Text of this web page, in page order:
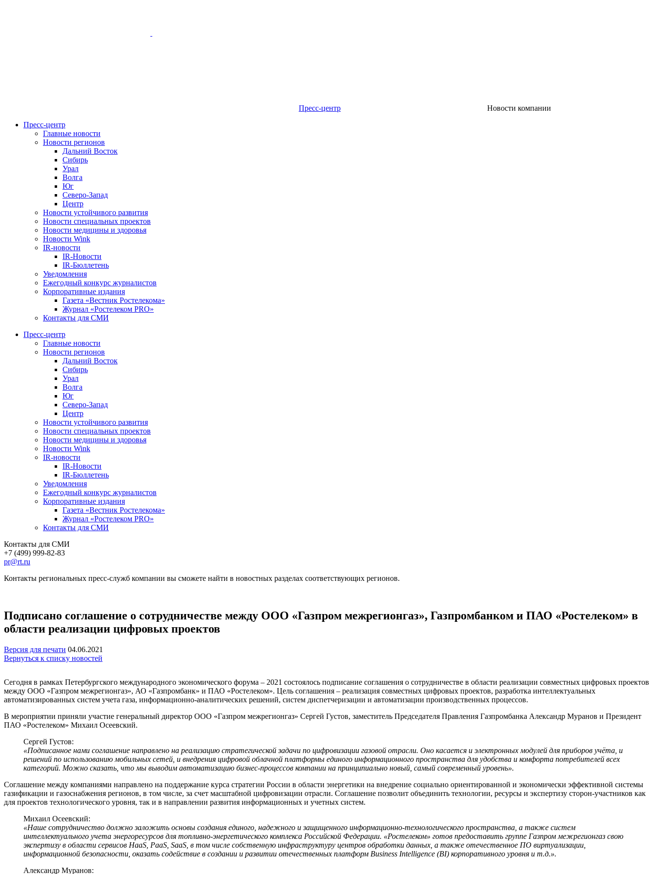
Пресс-центр
Новости компании
Пресс-центр
Главные новости
Новости регионов
Дальний Восток
Сибирь
Урал
Волга
Юг
Северо-Запад
Центр
Новости устойчивого развития
Новости специальных проектов
Новости медицины и здоровья
Новости Wink
IR-новости
IR-Новости
IR-Бюллетень
Уведомления
Ежегодный конкурс журналистов
Корпоративные издания
Газета «Вестник Ростелекома»
Журнал «Ростелеком PRO»
Контакты для СМИ
Пресс-центр
Главные новости
Новости регионов
Дальний Восток
Сибирь
Урал
Волга
Юг
Северо-Запад
Центр
Новости устойчивого развития
Новости специальных проектов
Новости медицины и здоровья
Новости Wink
IR-новости
IR-Новости
IR-Бюллетень
Уведомления
Ежегодный конкурс журналистов
Корпоративные издания
Газета «Вестник Ростелекома»
Журнал «Ростелеком PRO»
Контакты для СМИ
Контакты для СМИ
+7 (499) 999-82-83
pr@rt.ru
Контакты региональных пресс-служб компании вы сможете найти в новостных разделах соответствующих регионов.
Подписано соглашение о сотрудничестве между ООО «Газпром межрегионгаз», Газпромбанком и ПАО «Ростелеком» в
области реализации цифровых проектов
Версия для печати 04.06.2021
Вернуться к списку новостей
Сегодня в рамках Петербургского международного экономического форума – 2021 состоялось подписание соглашения о сотрудничестве в области реализации совместных цифровых проектов
между ООО «Газпром межрегионгаз», АО «Газпромбанк» и ПАО «Ростелеком». Цель соглашения – реализация совместных цифровых проектов, разработка интеллектуальных
автоматизированных систем учета газа, информационно-аналитических решений, систем диспетчеризации и автоматизации производственных процессов.
В мероприятии приняли участие генеральный директор ООО «Газпром межрегионгаз» Сергей Густов, заместитель Председателя Правления Газпромбанка Александр Муранов и Президент
ПАО «Ростелеком» Михаил Осеевский.
Сергей Густов:
«Подписанное нами соглашение направлено на реализацию стратегической задачи по цифровизации газовой отрасли. Оно касается и электронных модулей для приборов учёта, и
решений по использованию мобильных сетей, и внедрения цифровой облачной платформы единого информационного пространства для удобства и комфорта потребителей всех
категорий. Можно сказать, что мы выводим автоматизацию бизнес-процессов компании на принципиально новый, самый современный уровень».
Соглашение между компаниями направлено на поддержание курса стратегии России в области энергетики на внедрение социально ориентированной и экономически эффективной системы
газификации и газоснабжения регионов, в том числе, за счет масштабной цифровизации отрасли. Соглашение позволит объединить технологии, ресурсы и экспертизу сторон-участников как
для проектов технологического уровня, так и в направлении развития информационных и учетных систем.
Михаил Осеевский:
«Наше сотрудничество должно заложить основы создания единого, надежного и защищенного информационно-технологического пространства, а также систем
интеллектуального учета энергоресурсов для топливно-энергетического комплекса Российской Федерации. «Ростелеком» готов предоставить группе Газпром межрегионгаз свою
экспертизу в области сервисов HaaS, PaaS, SaaS, в том числе собственную инфраструктуру центров обработки данных, а также отечественное ПО виртуализации,
информационной безопасности, оказать содействие в создании и развитии отечественных платформ Business Intelligence (BI) корпоративного уровня и т.д.».
Александр Муранов: